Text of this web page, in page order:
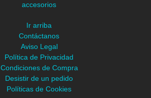
accesorios
Ir arriba
Contáctanos
Aviso Legal
Política de Privacidad
Condiciones de Compra
Desistir de un pedido
Políticas de Cookies